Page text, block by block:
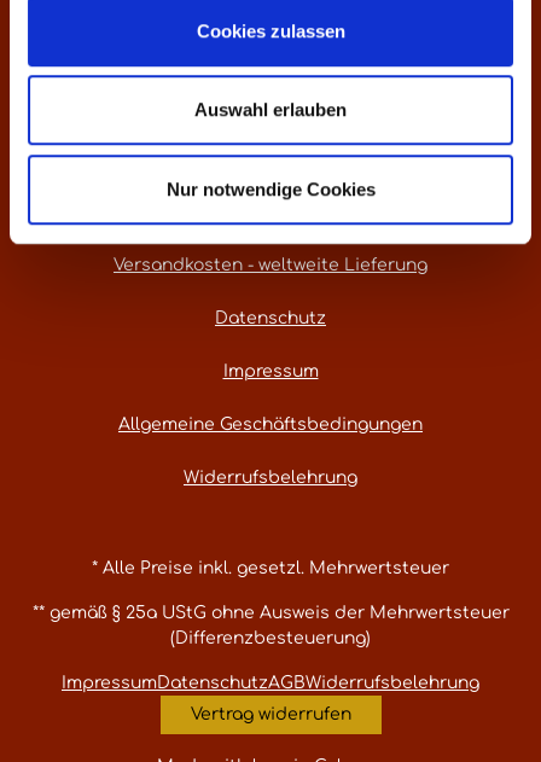
Cookies zulassen
Auswahl erlauben
Nur notwendige Cookies
Über uns
Preisliste
Versandkosten - weltweite Lieferung
Datenschutz
Impressum
Allgemeine Geschäftsbedingungen
Widerrufsbelehrung
* Alle Preise inkl. gesetzl. Mehrwertsteuer
** gemäß § 25a UStG ohne Ausweis der Mehrwertsteuer
(Differenzbesteuerung)
ImpressumDatenschutzAGBWiderrufsbelehrung
Vertrag widerrufen